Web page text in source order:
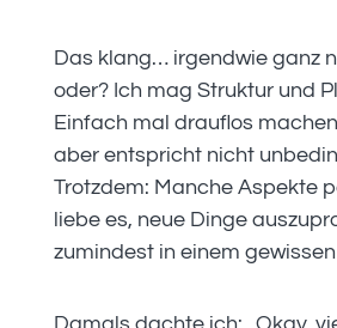
Das klang… irgendwie ganz
oder? Ich mag Struktur und
Einfach mal drauflos
aber entspricht nicht
Trotzdem: Manche Aspekte
liebe es, neue Dinge
zumindest in einem